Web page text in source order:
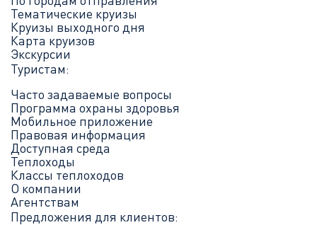
Тематические круизы
Круизы выходного дня
Карта круизов
Экскурсии
Туристам:
Часто задаваемые вопросы
Программа охраны здоровья
Мобильное приложение
Правовая информация
Доступная среда
Теплоходы
Классы теплоходов
О компании
Агентствам
Предложения для клиентов: